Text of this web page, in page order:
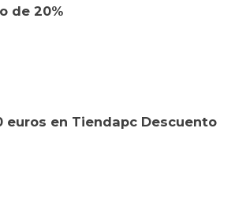
de 20%
euros en Tiendapc Descuento